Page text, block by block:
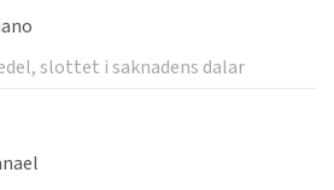
slottet i saknadens dalar